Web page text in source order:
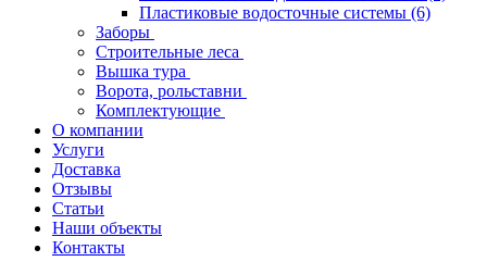
Пластиковые водосточные системы (6)
Заборы
Строительные леса
Вышка тура
Ворота, рольставни
Комплектующие
О компании
Услуги
Доставка
Отзывы
Статьи
Наши объекты
Контакты